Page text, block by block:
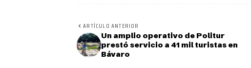
ARTÍCULO ANTERIOR
Un amplio operativo de Politur
prestó servicio a 41 mil turistas en
Bávaro